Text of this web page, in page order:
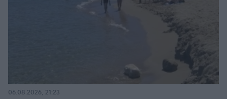
06.08.2026, 21:23